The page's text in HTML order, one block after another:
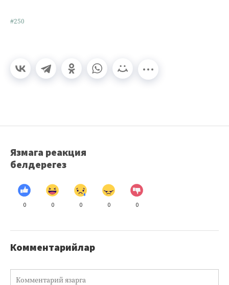
#250
Язмага реакция
белдерегез
0 0 0 0 0
Комментарийлар